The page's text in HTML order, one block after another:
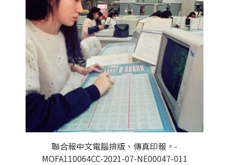
聯合報中文電腦排版、傳真印報。-
MOFA110064CC-2021-07-NE00047-011